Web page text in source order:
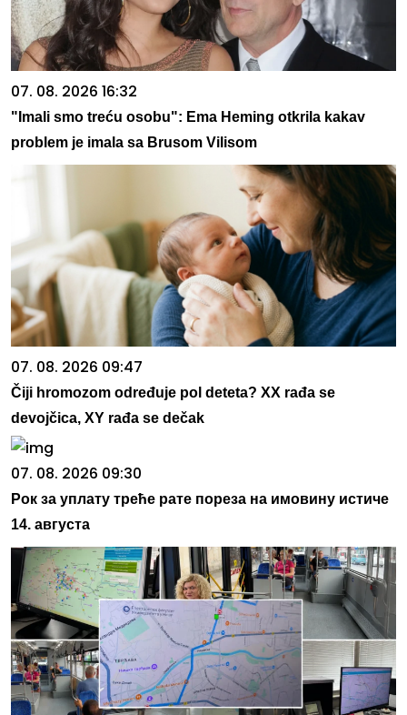
07. 08. 2026 16:32
"Imali smo treću osobu": Ema Heming otkrila kakav
problem je imala sa Brusom Vilisom
07. 08. 2026 09:47
Čiji hromozom određuje pol deteta? XX rađa se
devojčica, XY rađa se dečak
07. 08. 2026 09:30
Рок за уплату треће рате пореза на имовину истиче
14. августа